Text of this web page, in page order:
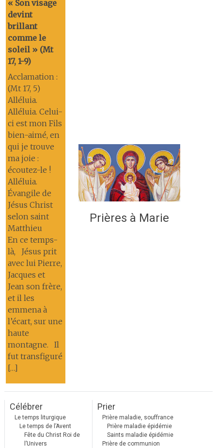
« Son visage
devint
brillant
comme le
soleil » (Mt
17, 1-9)
Acclamation :
(Mt 17, 5)
Alléluia.
Alléluia. Celui-
ci est mon Fils
bien-aimé, en
qui je trouve
ma joie :
écoutez-le !
Alléluia.
Évangile de
Jésus Christ
selon saint
Matthieu
En ce temps-
là, Jésus prit
avec lui Pierre,
Jacques et
Jean son frère,
et il les
emmena à
l’écart, sur une
haute
montagne. Il
fut transfiguré
[…]
Prières à Marie
Célébrer
Le temps liturgique
Le temps de l’Avent
Fête du Christ Roi de
l’Univers
Prier
Prière maladie, souffrance
Prière maladie épidémie
Saints maladie épidémie
Prière de communion